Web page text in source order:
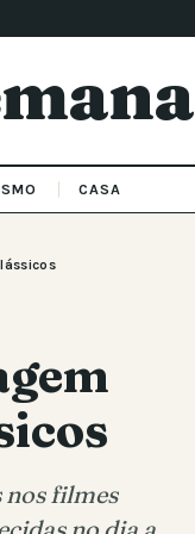
CASA
nos filmes
no dia a